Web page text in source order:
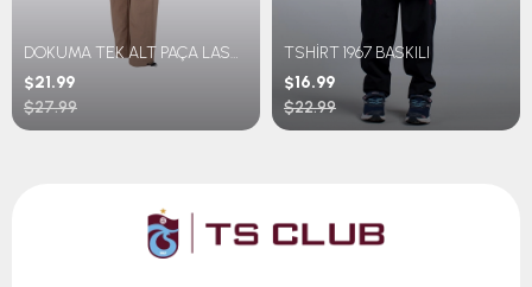
DOKUMA TEK ALT PAÇA LASTİKLİ
$21.99
$27.99
TSHİRT 1967 BASKILI
$16.99
$22.99